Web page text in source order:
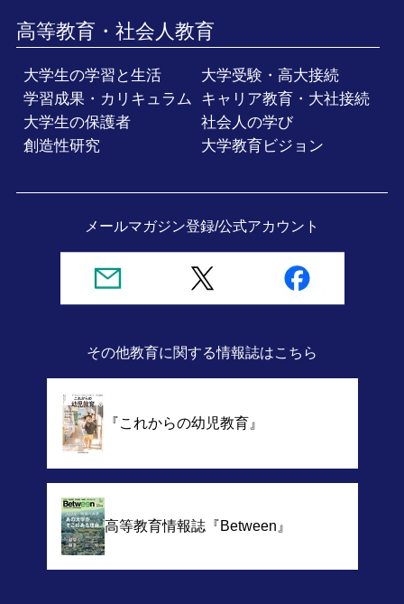
高等教育・社会人教育
大学生の学習と生活
大学受験・高大接続
学習成果・カリキュラム
キャリア教育・大社接続
大学生の保護者
社会人の学び
創造性研究
大学教育ビジョン
メールマガジン登録/公式アカウント
その他教育に関する情報誌はこちら
『これからの幼児教育』
高等教育情報誌『Between』